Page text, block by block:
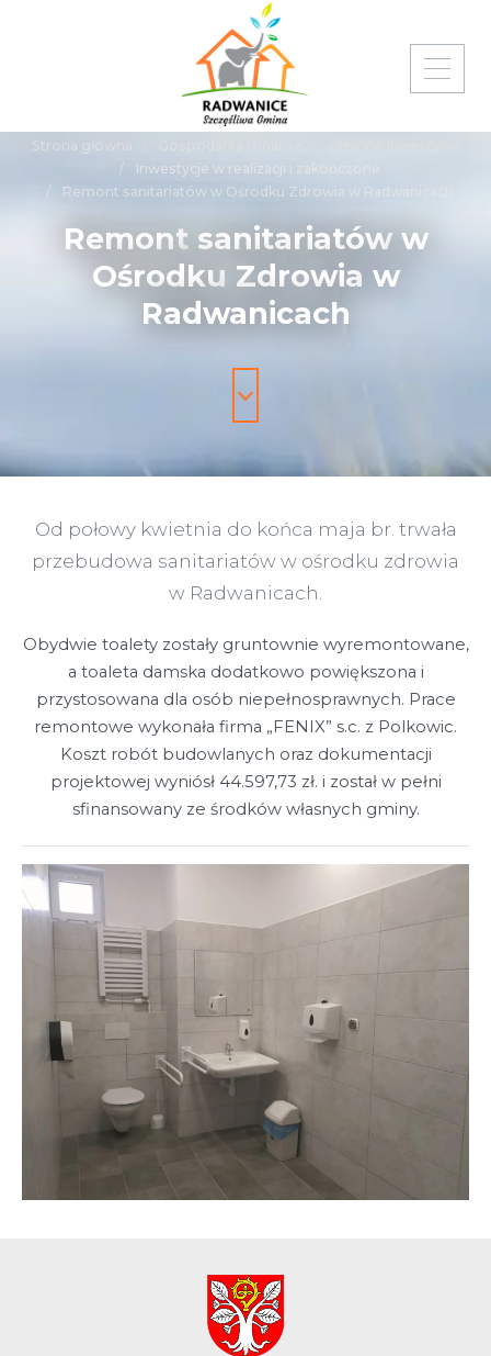
Strona główna
Inwestycje w realizacji i zakończone
Remont sanitariatów w Ośrodku Zdrowia w Radwanicach
Remont sanitariatów w
Ośrodku Zdrowia w
Radwanicach
Od połowy kwietnia do końca maja br. trwała
przebudowa sanitariatów w ośrodku zdrowia
w Radwanicach.
Obydwie toalety zostały gruntownie wyremontowane,
a toaleta damska dodatkowo powiększona i
przystosowana dla osób niepełnosprawnych. Prace
remontowe wykonała firma „FENIX” s.c. z Polkowic.
Koszt robót budowlanych oraz dokumentacji
projektowej wyniósł 44.597,73 zł. i został w pełni
sfinansowany ze środków własnych gminy.